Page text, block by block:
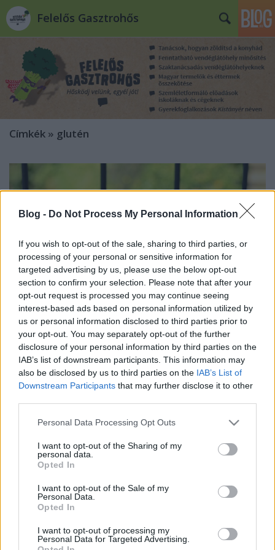
Blog - Do Not Process My Personal Information
If you wish to opt-out of the sale, sharing to third parties, or
processing of your personal or sensitive information for
targeted advertising by us, please use the below opt-out
section to confirm your selection. Please note that after your
opt-out request is processed you may continue seeing
interest-based ads based on personal information utilized by
us or personal information disclosed to third parties prior to
your opt-out. You may separately opt-out of the further
disclosure of your personal information by third parties on the
IAB’s list of downstream participants. This information may
also be disclosed by us to third parties on the IAB’s List of
Downstream Participants that may further disclose it to other
Please note that this website/app uses one or more Google
not limited to your visit or usage behaviour. You may click to
grant or deny consent to Google and its third-party tags to
use your data for below specified purposes in below Google
consent section.
Personal Data Processing Opt Outs
I want to opt-out of the Sharing of my
personal data.
Opted In
I want to opt-out of the Sale of my
Personal Data.
Opted In
I want to opt-out of processing my
Personal Data for Targeted Advertising.
Felelős Gasztrohős
Címkék » glutén
5 hasznos érdekesség a kenyérről
Felelős Gasztrohős•2017. május 19.
A kenyérfélék tápláló és olcsó élelmiszerek, és igenis
van helyük az egészséges táplálkozásban! Nem
véletlenül létezik számos híres idézet és közmondás
erről a nagyszerű táplálékról. A búzamezők
ajándékán számtalan generáció cseperedett fel,
kultúrák virágoztak, és birodalmak jöttek létre.
Lássunk 5…
Felelős Gasztrohős •2015. január 21.